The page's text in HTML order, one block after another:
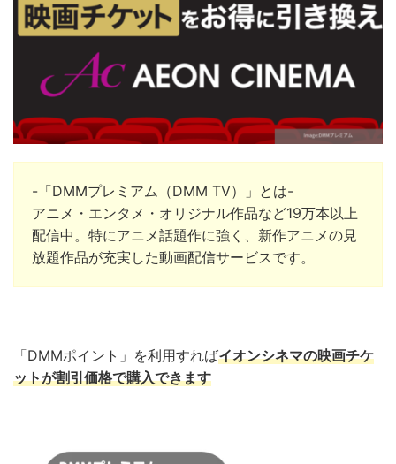
-「DMMプレミアム（DMM TV）」とは-
アニメ・エンタメ・オリジナル作品など19万本以上
配信中。 特にアニメ話題作に強く、新作アニメの見
放題作品が充実した動画配信サービスです。
「DMMポイント」を利用すればイオンシネマの映画チケ
ットが割引価格で購入できます